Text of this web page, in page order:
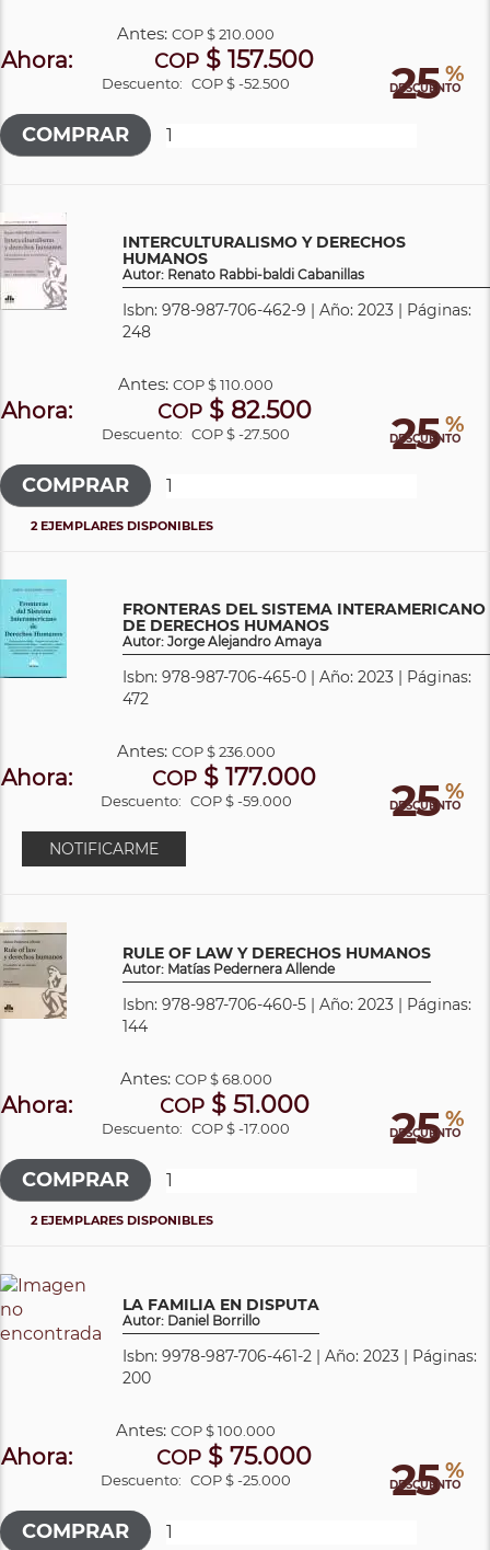
25 %
DESCUENTO
Antes:COP$ 210.000
Ahora: COP $ 157.500
Descuento: COP $ -52.500
INTERCULTURALISMO Y DERECHOS
HUMANOS
Autor: Renato Rabbi-baldi Cabanillas
Isbn: 978-987-706-462-9 | Año: 2023 | Páginas:
248
25 %
DESCUENTO
Antes:COP$ 110.000
Ahora: COP$ 82.500
Descuento: COP $ -27.500
2 EJEMPLARES DISPONIBLES
FRONTERAS DEL SISTEMA INTERAMERICANO
DE DERECHOS HUMANOS
Autor: Jorge Alejandro Amaya
Isbn: 978-987-706-465-0 | Año: 2023 | Páginas:
472
25 %
DESCUENTO
Antes: COP$ 236.000
Ahora: COP $ 177.000
Descuento: COP $ -59.000
NOTIFICARME
RULE OF LAW Y DERECHOS HUMANOS
Autor: Matías Pedernera Allende
Isbn: 978-987-706-460-5 | Año: 2023 | Páginas:
144
25 %
DESCUENTO
Antes: COP$ 68.000
Ahora: COP$ 51.000
Descuento: COP $ -17.000
2 EJEMPLARES DISPONIBLES
LA FAMILIA EN DISPUTA
Autor: Daniel Borrillo
Isbn: 9978-987-706-461-2 | Año: 2023 | Páginas:
200
25 %
DESCUENTO
Antes:COP$ 100.000
Ahora: COP $ 75.000
Descuento: COP $ -25.000